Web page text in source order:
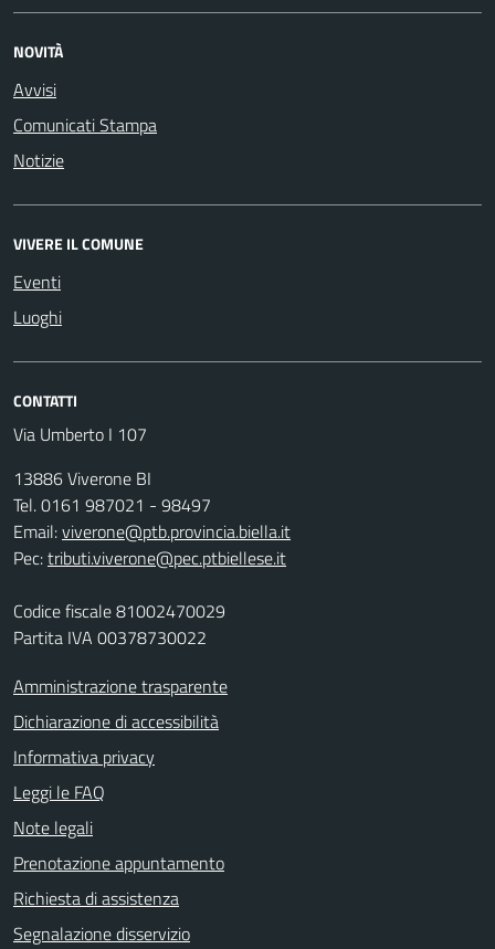
NOVITÀ
Avvisi
Comunicati Stampa
Notizie
VIVERE IL COMUNE
Eventi
Luoghi
CONTATTI
Via Umberto I 107
13886 Viverone BI
Tel. 0161 987021 - 98497
Email:viverone@ptb.provincia.biella.it
Pec:tributi.viverone@pec.ptbiellese.it
Codice fiscale 81002470029
Partita IVA 00378730022
Amministrazione trasparente
Dichiarazione di accessibilità
Informativa privacy
Leggi le FAQ
Note legali
Prenotazione appuntamento
Richiesta di assistenza
Segnalazione disservizio